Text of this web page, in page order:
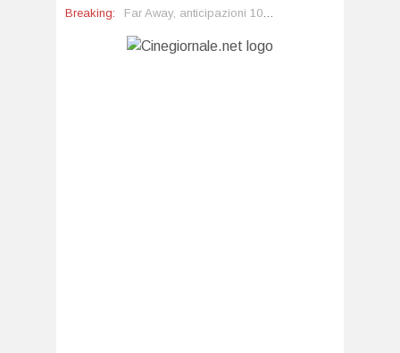
Breaking:
Far Away, anticipazioni 10 agosto: Nare vuole divorziare, Kaya fugge dalla villa
La prossima settimana al cinema